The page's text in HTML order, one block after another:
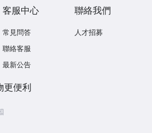
客服中心
常見問答
聯絡客服
最新公告
聯絡我們
人才招募
更便利